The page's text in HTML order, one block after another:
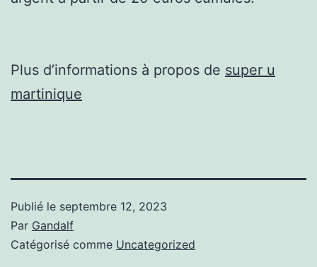
Plus d’informations à propos de super u
martinique
Publié le septembre 12, 2023
Par Gandalf
Catégorisé comme Uncategorized